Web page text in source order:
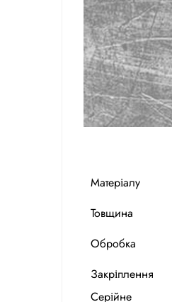
Матеріалу
Товщина
Обробка
Закріплення
Серійне